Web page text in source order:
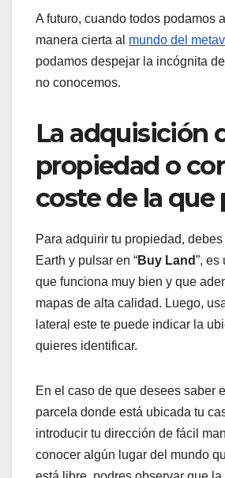
A futuro, cuando todos podamos
manera cierta al mundo del
podamos despejar la incógnita
no conocemos.
La adquisición
propiedad o
coste de la que
Para adquirir tu propiedad,
Earth y pulsar en “Buy Land”, es
que funciona muy bien y que
mapas de alta calidad. Luego,
lateral este te puede indicar la
quieres identificar.
En el caso de que desees saber
parcela donde está ubicada tu
introducir tu dirección de fácil
conocer algún lugar del mundo